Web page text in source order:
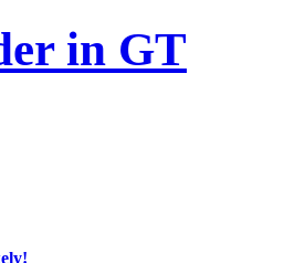
in GT